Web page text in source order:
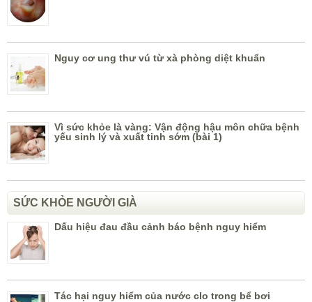
Nguy cơ ung thư vú từ xà phòng diệt khuẩn
Vì sức khỏe là vàng: Vận động hậu môn chữa bệnh
yếu sinh lý và xuất tinh sớm (bài 1)
SỨC KHỎE NGƯỜI GIÀ
Dấu hiệu đau đầu cảnh báo bệnh nguy hiểm
Tác hại nguy hiểm của nước clo trong bể bơi